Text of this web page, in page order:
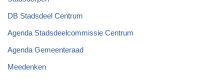
DB Stadsdeel Centrum
Agenda Stadsdeelcommissie Centrum
Agenda Gemeenteraad
Meedenken